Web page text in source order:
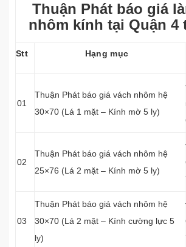
Thuận Phát báo giá
nhôm kính tại Quận 4
Stt Hạng mục
01
Thuận Phát báo giá vách nhôm hệ
30×70 (Lá 1 mặt – Kính mờ 5 ly)
02
Thuận Phát báo giá vách nhôm hệ
25×76 (Lá 2 mặt – Kính mờ 5 ly)
03
Thuận Phát báo giá vách nhôm hệ
30×70 (Lá 2 mặt – Kính cường lực 5
ly)